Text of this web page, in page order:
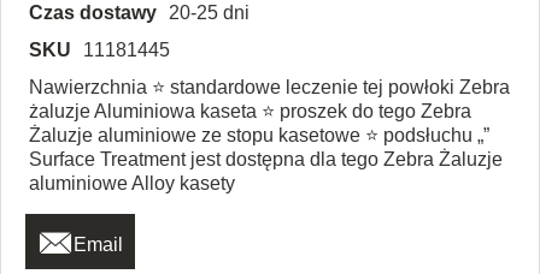
Czas dostawy
20-25 dni
SKU
11181445
Nawierzchnia ⭐ standardowe leczenie tej powłoki Zebra
żaluzje Aluminiowa kaseta ⭐ proszek do tego Zebra
Żaluzje aluminiowe ze stopu kasetowe ⭐ podsłuchu „”
Surface Treatment jest dostępna dla tego Zebra Żaluzje
aluminiowe Alloy kasety
 Email